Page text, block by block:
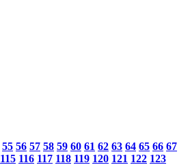
55 56 57 58 59 60 61 62 63 64 65 66 67
115 116 117 118 119 120 121 122 123